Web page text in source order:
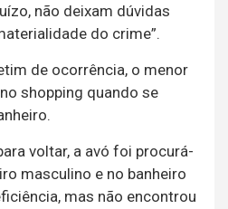
não deixam dúvidas
do crime”.
de ocorrência, o menor
shopping quando se
voltar, a avó foi procurá-
masculino e no banheiro
mas não encontrou